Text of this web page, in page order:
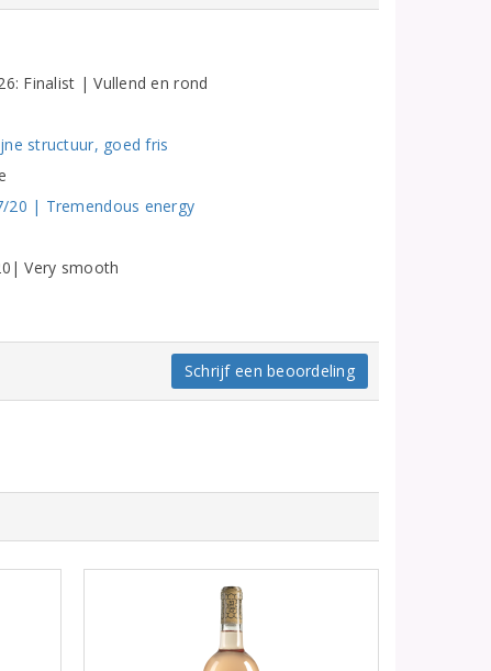
Finalist | Vullend en rond
structuur, goed fris
20 | Tremendous energy
Very smooth
Schrijf een beoordeling